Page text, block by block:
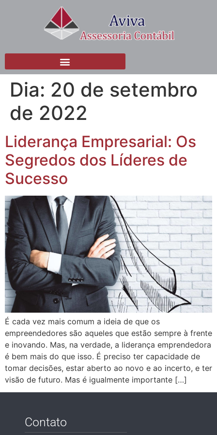
Dia: 20 de setembro
de 2022
Liderança Empresarial: Os
Segredos dos Líderes de
Sucesso
É cada vez mais comum a ideia de que os
empreendedores são aqueles que estão sempre à frente
e inovando. Mas, na verdade, a liderança emprendedora
é bem mais do que isso. É preciso ter capacidade de
tomar decisões, estar aberto ao novo e ao incerto, e ter
visão de futuro. Mas é igualmente importante […]
Contato